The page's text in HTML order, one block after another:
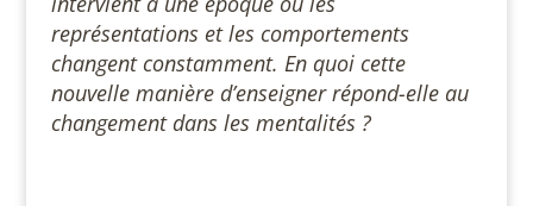
représentations et les comportements
changent constamment. En quoi cette
nouvelle manière d’enseigner répond-elle au
changement dans les mentalités ?